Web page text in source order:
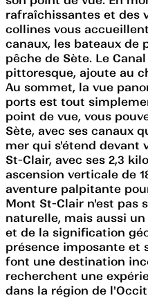
rafraîchissantes et des
collines vous
canaux, les bateaux de
pêche de Sète. Le
pittoresque, ajoute au
Au sommet, la vue
ports est tout
point de vue, vous
Sète, avec ses canaux
mer qui s'étend devant
St-Clair, avec ses 2,3
ascension verticale de
aventure palpitante
Mont St-Clair n'est pas
naturelle, mais aussi
et de la signification
présence imposante et
font une destination
recherchent une
dans la région de